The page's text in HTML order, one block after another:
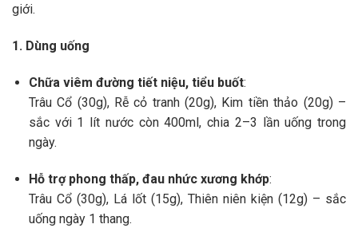
giới.
1. Dùng uống
Chữa viêm đường tiết niệu, tiểu buốt:
Trâu Cổ (30g), Rễ cỏ tranh (20g), Kim tiền thảo (20g) –
sắc với 1 lít nước còn 400ml, chia 2–3 lần uống trong
ngày.
Hỗ trợ phong thấp, đau nhức xương khớp:
Trâu Cổ (30g), Lá lốt (15g), Thiên niên kiện (12g) – sắc
uống ngày 1 thang.